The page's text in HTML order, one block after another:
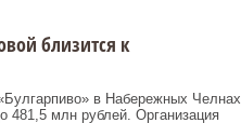
близится к
в Набережных Челнах
481,5 млн рублей. Организация